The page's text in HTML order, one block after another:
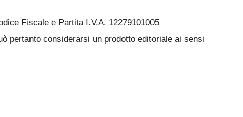
Fiscale e Partita I.V.A. 12279101005
pertanto considerarsi un prodotto editoriale ai sensi